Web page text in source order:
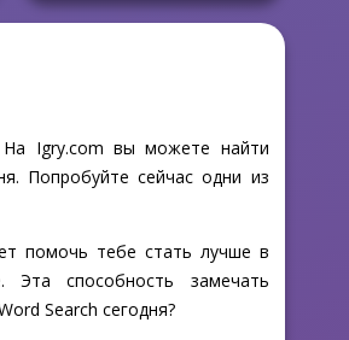
На Igry.com вы можете найти
Попробуйте сейчас одни из
помочь тебе стать лучше в
способность замечать
Search сегодня?